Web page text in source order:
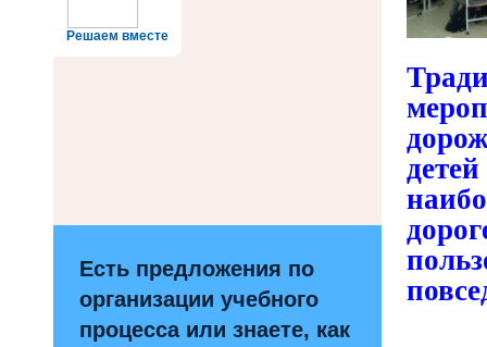
Решаем вместе
Есть предложения по
организации учебного
процесса или знаете, как